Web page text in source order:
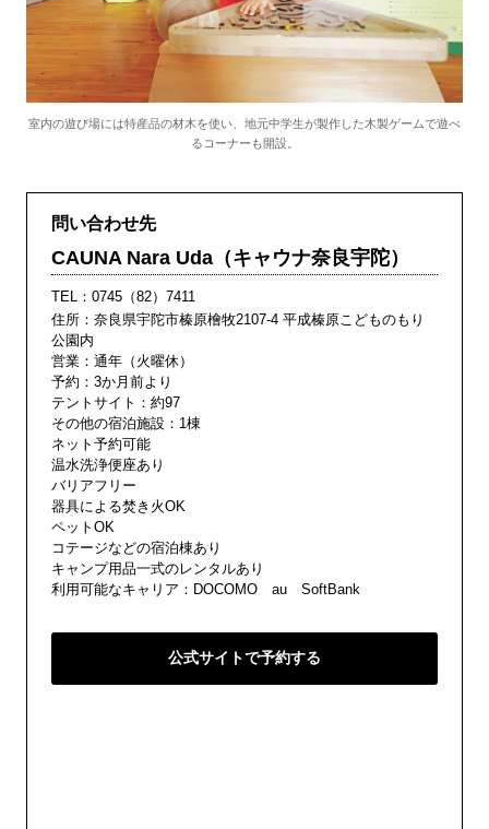
室内の遊び場には特産品の材木を使い、地元中学生が製作した木製ゲームで遊べ
るコーナーも開設。
問い合わせ先
CAUNA Nara Uda（キャウナ奈良宇陀）
TEL： 0745（82）7411
住所：奈良県宇陀市榛原檜牧2107-4 平成榛原こどものもり
公園内
営業：通年（火曜休）
予約：3か月前より
テントサイト：約97
その他の宿泊施設：1棟
ネット予約可能
温水洗浄便座あり
バリアフリー
器具による焚き火OK
ペットOK
コテージなどの宿泊棟あり
キャンプ用品一式のレンタルあり
利用可能なキャリア：DOCOMO au SoftBank
公式サイトで予約する